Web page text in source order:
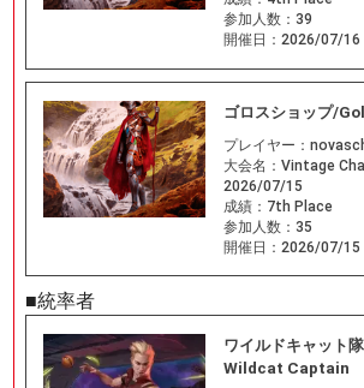
参加人数： 39
開催日： 2026/07/16
ゴロスショップ/
プレイヤー：
大会名： Vintage
2026/07/15
成績： 7th Place
参加人数： 35
開催日： 2026/07/15
■統率者
ワイルドキャット
Wildcat Captain